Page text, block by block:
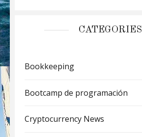
CATEGORIES
Bookkeeping
Bootcamp de programación
Cryptocurrency News